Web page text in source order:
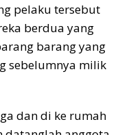
pelaku tersebut
berdua yang
barang yang
sebelumnya milik
dan di ke rumah